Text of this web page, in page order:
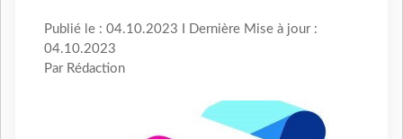
Publié le : 04.10.2023 I Dernière Mise à jour :
04.10.2023
Par Rédaction